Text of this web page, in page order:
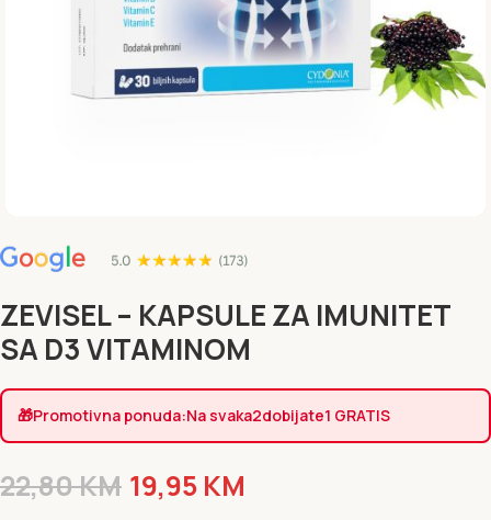
ZEVISEL – KAPSULE ZA IMUNITET
SA D3 VITAMINOM
🎁Promotivna ponuda:Na svaka2dobijate1 GRATIS
22,80KM 19,95 KM